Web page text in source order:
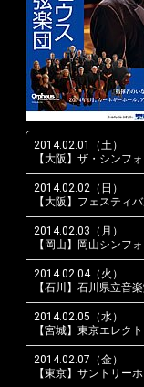
2014.02.01（土）
【大阪】ザ・シンフ
2014.02.02（日）
【大阪】フェスティ
2014.02.03（月）
【岡山】岡山シンフ
2014.02.04（火）
【石川】石川県立音
2014.02.05（水）
【宮城】東京エレク
2014.02.07（金）
【東京】サントリー
PHOTO GALLERY
CONTACT
English site
avex classics
avex classics
avex classics
avex classics
Instagram